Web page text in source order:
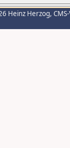
Heinz Herzog,